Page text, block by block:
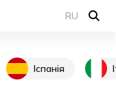
RU
Іспанія